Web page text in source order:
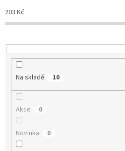
o
d
k
t
203 Kč
Na skladě 10
Akce 0
Novinka 0